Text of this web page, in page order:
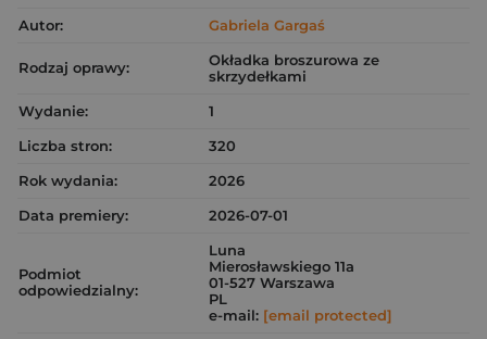
Autor:
Gabriela Gargaś
Rodzaj oprawy:
Okładka broszurowa ze
skrzydełkami
Wydanie:
1
Liczba stron:
320
Rok wydania:
2026
Data premiery:
2026-07-01
Podmiot
odpowiedzialny:
Luna
Mierosławskiego 11a
01-527 Warszawa
PL
e-mail: [email protected]